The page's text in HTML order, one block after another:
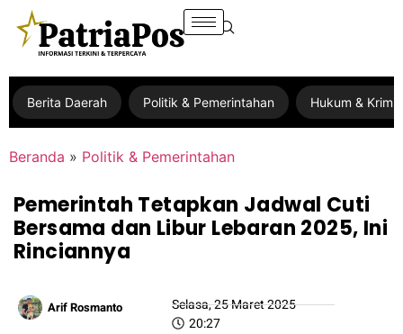
Berita Daerah Politik & Pemerintahan Hukum &
Beranda » Politik & Pemerintahan
Pemerintah Tetapkan Jadwal Cuti
Bersama dan Libur Lebaran 2025, Ini
Rinciannya
Arif Rosmanto
Selasa, 25 Maret 2025
20:27